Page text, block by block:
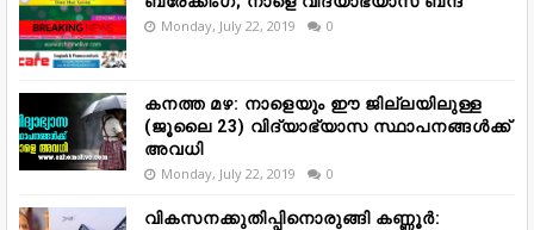
Monday, July 22, 2019 0
കനത്ത മഴ: നാളെയും ഈ ജില്ലയിലുള്ള
(ജൂലൈ 23) വിദ്യാഭ്യാസ സ്ഥാപനങ്ങൾക്ക്
അവധി
Monday, July 22, 2019 0
വികസനക്കുതിപ്പിനൊരുങ്ങി കണ്ണൂർ: